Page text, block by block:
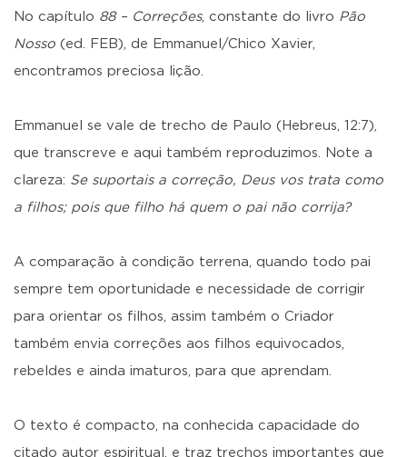
No capítulo 88 – Correções, constante do livro Pão
Nosso (ed. FEB), de Emmanuel/Chico Xavier,
encontramos preciosa lição.
Emmanuel se vale de trecho de Paulo (Hebreus, 12:7),
que transcreve e aqui também reproduzimos. Note a
clareza: Se suportais a correção, Deus vos trata como
a filhos; pois que filho há quem o pai não corrija?
A comparação à condição terrena, quando todo pai
sempre tem oportunidade e necessidade de corrigir
para orientar os filhos, assim também o Criador
também envia correções aos filhos equivocados,
rebeldes e ainda imaturos, para que aprendam.
O texto é compacto, na conhecida capacidade do
citado autor espiritual, e traz trechos importantes que